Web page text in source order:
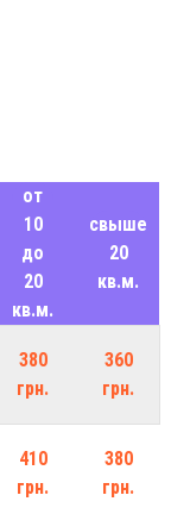
от
10
до
20
кв.м.
свыше
20
кв.м.
380
грн.
360
грн.
410
грн.
380
грн.